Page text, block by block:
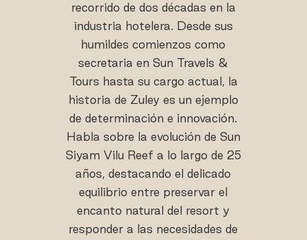
recorrido de dos décadas en la
industria hotelera. Desde sus
humildes comienzos como
secretaria en Sun Travels &
Tours hasta su cargo actual, la
historia de Zuley es un ejemplo
de determinación e innovación.
Habla sobre la evolución de Sun
Siyam Vilu Reef a lo largo de 25
años, destacando el delicado
equilibrio entre preservar el
encanto natural del resort y
responder a las necesidades de